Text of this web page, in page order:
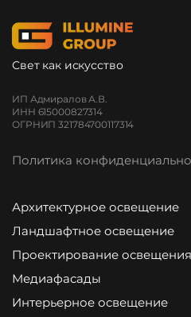
Свет как искусство
ИП Адмиралов А.В.
ИНН 615000827314
ОГРНИП 321784700117314
Политика
Архитектурное освещение
Ландшафтное освещение
Проектирование освещения
Медиафасады
Интерьерное освещение